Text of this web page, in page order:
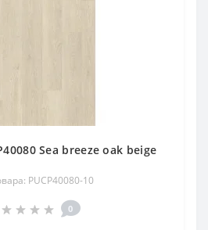
Sea breeze oak beige
PUCP40080-10
0